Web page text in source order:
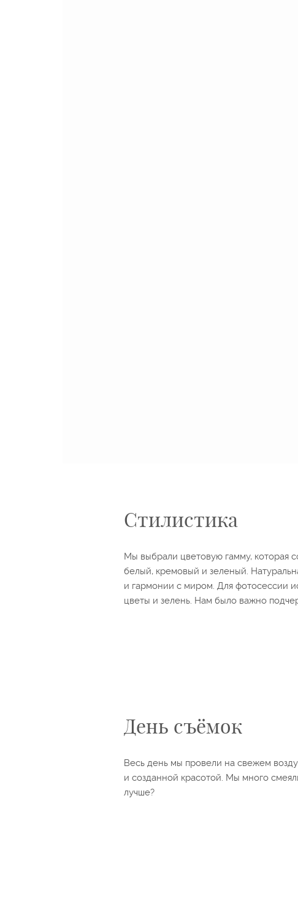
Стилистика
Мы выбрали цветовую гамму, которая
белый, кремовый и зеленый.
и гармонии с миром. Для фотосессии
цветы и зелень. Нам было важно
День съёмок
Весь день мы провели на свежем
и созданной красотой. Мы много
лучше?